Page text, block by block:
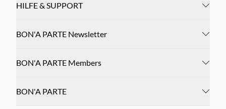
HILFE & SUPPORT
BON'A PARTE Newsletter
BON'A PARTE Members
BON'A PARTE